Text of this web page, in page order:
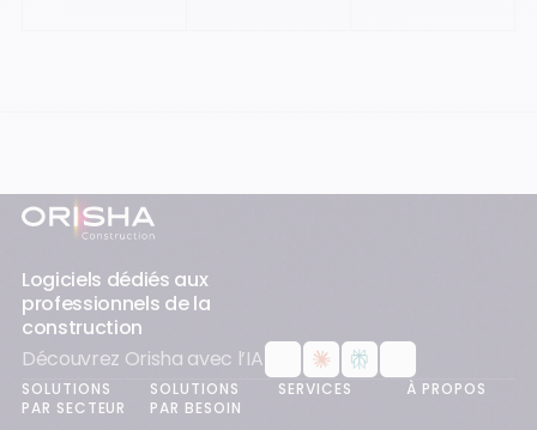
Pied-de-page
Logiciels dédiés aux
professionnels de la
construction
Découvrez Orisha avec l’IA
SOLUTIONS
PAR SECTEUR
SOLUTIONS
PAR BESOIN
SERVICES À PROPOS